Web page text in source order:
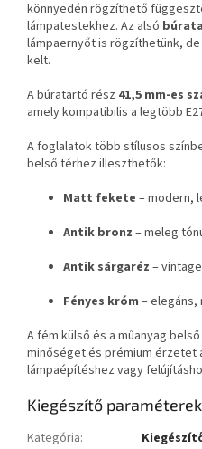
könnyedén rögzíthető
lámpatestekhez. Az alsó
lámpaernyőt is rögzíthetünk,
kelt.
A búratartó rész 41,5 mm-es
amely kompatibilis a legtöbb
A foglalatok több stílusos
belső térhez illeszthetők:
Matt fekete – modern,
Antik bronz – meleg
Antik sárgaréz –
Fényes króm –
A fém külső és a műanyag
minőséget és prémium érzetet
lámpaépítéshez vagy
Kiegészítő paraméterek
Kategória: